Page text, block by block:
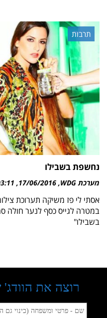
תרבות
נחשפת בשבילו
מערכת WDG 17/06/2016
אסתי לי פז משיקה תערוכת
במטרה לגייס כסף לנער
בשבילו"